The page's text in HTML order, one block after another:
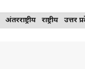
Skip
to
अंतरराष्ट्रीय राष्ट्रीय उत्तर